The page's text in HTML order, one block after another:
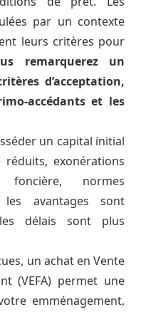
par un contexte
leurs critères pour
remarquerez un
d’acceptation,
accédants et les
un capital initial
exonérations
normes
les avantages sont
délais sont plus
un achat en Vente
(VEFA) permet une
emménagement,